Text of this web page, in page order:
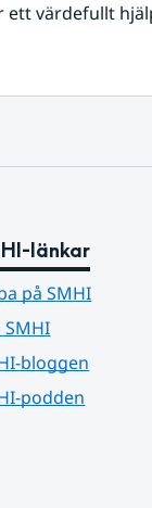
ett värdefullt
länkar
på SMHI
SMHI
bloggen
podden